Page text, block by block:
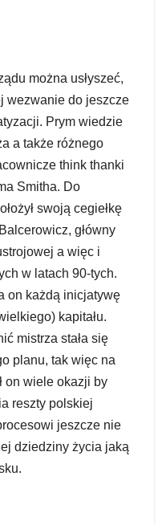
można usłyszeć,
wezwanie do jeszcze
Prym wiedzie
a także różnego
think thanki
Smitha. Do
swoją cegiełkę
główny
a więc i
w latach 90-tych.
on każdą inicjatywę
kapitału.
mistrza stała się
planu, tak więc na
on wiele okazji by
reszty polskiej
jeszcze nie
dziedziny życia jaką